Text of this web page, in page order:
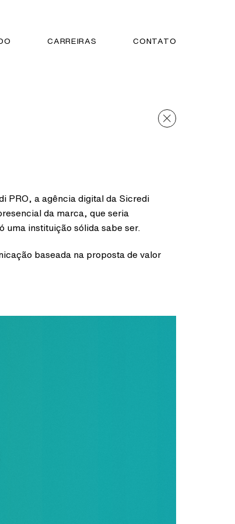
CARREIRAS CONTATO
PRO, a agência digital da Sicredi
da marca, que seria
uma instituição sólida sabe ser.
baseada na proposta de valor